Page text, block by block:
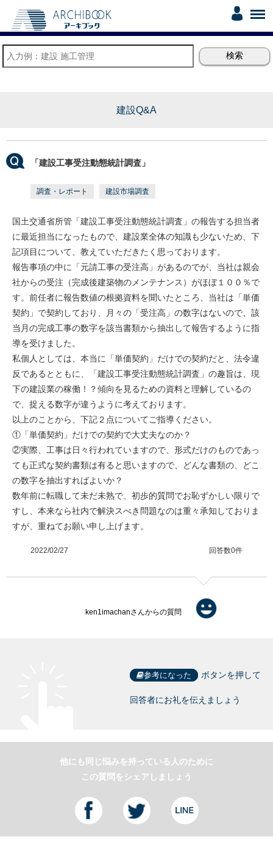
建設Q&A
「建設工事受注動態統計調査」
調査・レポート 建設市場調査
国土交通省所管「建設工事受注動態統計調査」の報告する担当者
に最近担当になったもので、建設業全体の知識も少ないため、下
記項目について、教えていただきたく思っております。
報告事項の中に「元請工事の受注高」があるのでが、当社は親会
社からの受注（完成後建築物のメンテナンス）がほぼ１００％で
す。前任者に報告数値の根拠資料を聞いたところ、当社は「単価
契約」で契約しており、月々の「受注高」の数字はないので、該
当月の完成工事の数字を該当書類から抽出して報告するように指
導を受けました。
私個人としては、本当に「単価契約」だけでの契約だと、法令違
反であるとともに、「建設工事受注動態統計調査」の趣旨は、現
下の建設業の稼働！？傾向を見るための資料と理解しているの
で、捉える数字が違うように考えております。
以上のことから、下記２点についてご指導ください。
①「単価契約」だけでの契約で大丈夫なのか？
②実際、工事は日々行われていますので、形式だけのものであっ
ても正式な契約書類は有ると思いますので、どんな書類の、どこ
の数字を抽出すればよいか？
数年前に転職して未だ未熟で、初歩的質問でお恥ずかしい限りで
すし、本来なら社内で解決スべき問題なのは重々承知しておりま
すが、重ねてお願い申し上げます。
2022/02/27 回答数0件
ken1imachanさんからの質問
参考になった ボタンを押して
回答者にお礼を伝えましょう
他にも同じ悩みを持っている人のために
この質問をシェアしましょう